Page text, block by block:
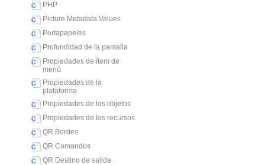
PHP
Picture Metadata Values
Portapapeles
Profundidad de la pantalla
Propiedades de ítem de
menú
Propiedades de la
plataforma
Propiedades de los objetos
Propiedades de los recursos
QR Bordes
QR Comandos
QR Destino de salida